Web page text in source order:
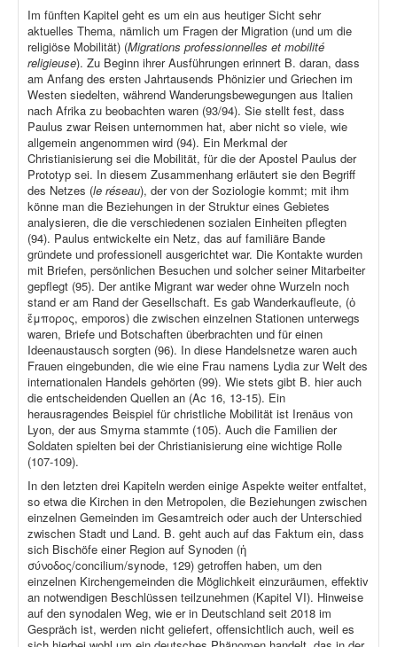
Im fünften Kapitel geht es um ein aus heutiger Sicht sehr
aktuelles Thema, nämlich um Fragen der Migration (und um die
religiöse Mobilität) (Migrations professionnelles et mobilité
religieuse). Zu Beginn ihrer Ausführungen erinnert B. daran, dass
am Anfang des ersten Jahrtausends Phönizier und Griechen im
Westen siedelten, während Wanderungsbewegungen aus Italien
nach Afrika zu beobachten waren (93/94). Sie stellt fest, dass
Paulus zwar Reisen unternommen hat, aber nicht so viele, wie
allgemein angenommen wird (94). Ein Merkmal der
Christianisierung sei die Mobilität, für die der Apostel Paulus der
Prototyp sei. In diesem Zusammenhang erläutert sie den Begriff
des Netzes (le réseau), der von der Soziologie kommt; mit ihm
könne man die Beziehungen in der Struktur eines Gebietes
analysieren, die die verschiedenen sozialen Einheiten pflegten
(94). Paulus entwickelte ein Netz, das auf familiäre Bande
gründete und professionell ausgerichtet war. Die Kontakte wurden
mit Briefen, persönlichen Besuchen und solcher seiner Mitarbeiter
gepflegt (95). Der antike Migrant war weder ohne Wurzeln noch
stand er am Rand der Gesellschaft. Es gab Wanderkaufleute, (ὁ
ἔμπορος, emporos) die zwischen einzelnen Stationen unterwegs
waren, Briefe und Botschaften überbrachten und für einen
Ideenaustausch sorgten (96). In diese Handelsnetze waren auch
Frauen eingebunden, die wie eine Frau namens Lydia zur Welt des
internationalen Handels gehörten (99). Wie stets gibt B. hier auch
die entscheidenden Quellen an (Ac 16, 13-15). Ein
herausragendes Beispiel für christliche Mobilität ist Irenäus von
Lyon, der aus Smyrna stammte (105). Auch die Familien der
Soldaten spielten bei der Christianisierung eine wichtige Rolle
(107-109).
In den letzten drei Kapiteln werden einige Aspekte weiter entfaltet,
so etwa die Kirchen in den Metropolen, die Beziehungen zwischen
einzelnen Gemeinden im Gesamtreich oder auch der Unterschied
zwischen Stadt und Land. B. geht auch auf das Faktum ein, dass
sich Bischöfe einer Region auf Synoden (ἡ
σύνοδος/concilium/synode, 129) getroffen haben, um den
einzelnen Kirchengemeinden die Möglichkeit einzuräumen, effektiv
an notwendigen Beschlüssen teilzunehmen (Kapitel VI). Hinweise
auf den synodalen Weg, wie er in Deutschland seit 2018 im
Gespräch ist, werden nicht geliefert, offensichtlich auch, weil es